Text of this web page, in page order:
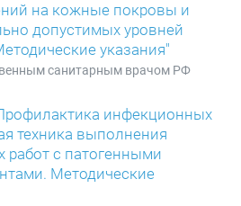
на кожные покровы и
допустимых уровней
указания"
санитарным врачом РФ
инфекционных
техника выполнения
работ с патогенными
Методические